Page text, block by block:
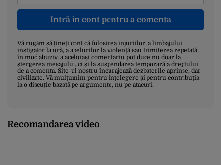
Intră în cont pentru a comenta
Vă rugăm să țineți cont că folosirea injuriilor, a limbajului
instigator la ură, a apelurilor la violență sau trimiterea repetată,
în mod abuziv, a aceluiași comentariu pot duce nu doar la
ștergerea mesajului, ci și la suspendarea temporară a dreptului
de a comenta. Site-ul nostru încurajează dezbaterile aprinse, dar
civilizate. Vă mulțumim pentru înțelegere și pentru contribuția
la o discuție bazată pe argumente, nu pe atacuri.
Recomandarea video